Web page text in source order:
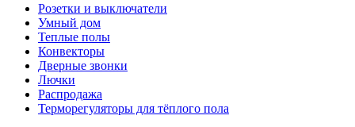
Розетки и выключатели
Умный дом
Теплые полы
Конвекторы
Дверные звонки
Лючки
Распродажа
Терморегуляторы для тёплого пола